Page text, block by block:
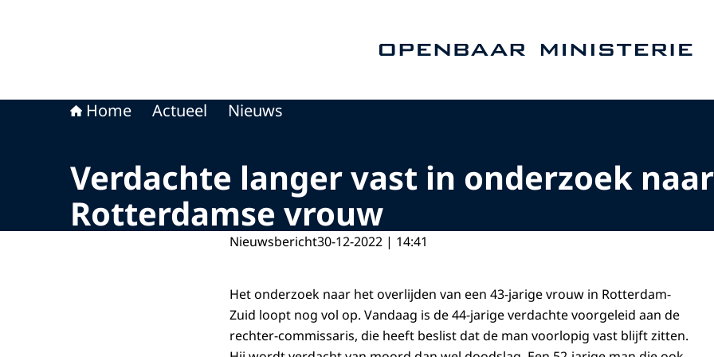
Home Actueel Nieuws
Verdachte langer vast in onderzoek
Rotterdamse vrouw
Nieuwsbericht30-12-2022 | 14:41
Het onderzoek naar het overlijden van een 43-jarige vrouw in Rotterdam-
Zuid loopt nog vol op. Vandaag is de 44-jarige verdachte voorgeleid aan de
rechter-commissaris, die heeft beslist dat de man voorlopig vast blijft zitten.